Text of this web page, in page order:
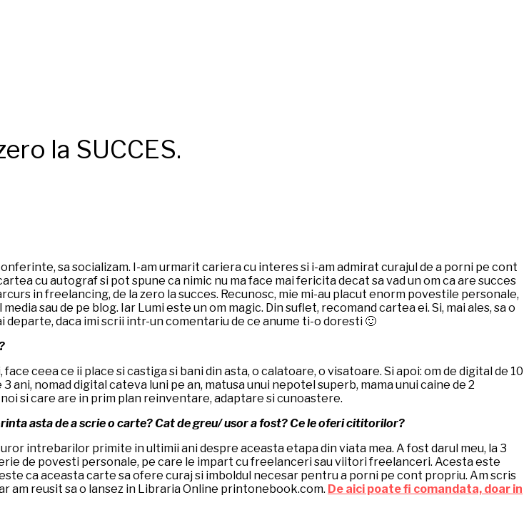
la SUCCES.
sa socializam. I-am urmarit cariera cu interes si i-am admirat curajul de a porni pe cont
cu autograf si pot spune ca nimic nu ma face mai fericita decat sa vad un om ca are succes
in freelancing, de la zero la succes. Recunosc, mie mi-au placut enorm povestile personale,
sau de pe blog. Iar Lumi este un om magic. Din suflet, recomand cartea ei. Si, mai ales, sa o
departe, daca imi scrii intr-un comentariu de ce anume ti-o doresti 🙂
ceea ce ii place si castiga si bani din asta, o calatoare, o visatoare. Si apoi: om de digital de 10
nomad digital cateva luni pe an, matusa unui nepotel superb, mama unui caine de 2
si care are in prim plan reinventare, adaptare si cunoastere.
asta de a scrie o carte? Cat de greu/ usor a fost? Ce le oferi cititorilor?
intrebarilor primite in ultimii ani despre aceasta etapa din viata mea. A fost darul meu, la 3
de povesti personale, pe care le impart cu freelanceri sau viitori freelanceri. Acesta este
ca aceasta carte sa ofere curaj si imboldul necesar pentru a porni pe cont propriu. Am scris
am reusit sa o lansez in Libraria Online printonebook.com. De aici poate fi comandata, doar in